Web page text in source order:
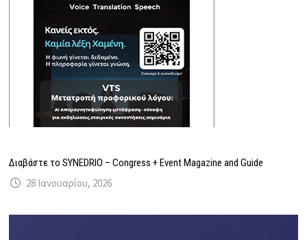
Διαβάστε το SYNEDRIO – Congress + Event Magazine and Guide
28 Ιανουαρίου, 2026